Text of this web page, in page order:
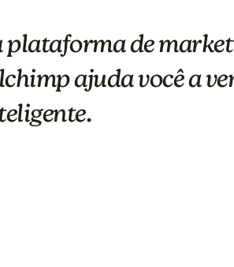
plataforma de
ajuda você a